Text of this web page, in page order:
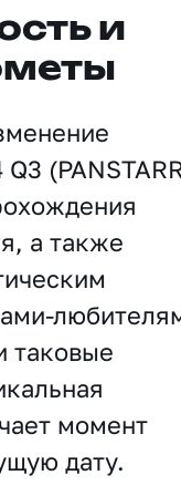
и
а также
таковые
момент
дату.